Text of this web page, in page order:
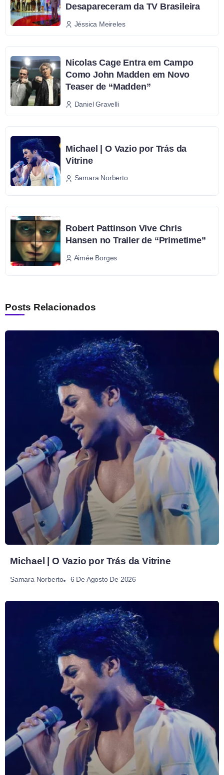
Desapareceram da TV Brasileira
Jéssica Meireles
Nicolas Cage Entra em Campo
Como John Madden em Novo
Teaser de “Madden”
Daniel Gravelli
Michael | O Vazio por Trás da
Vitrine
Samara Norberto
Robert Pattinson Vive Chris
Hansen no Trailer de “Primetime”
Aimée Borges
Posts Relacionados
Michael | O Vazio por Trás da Vitrine
Samara Norberto 6 De Agosto De 2026